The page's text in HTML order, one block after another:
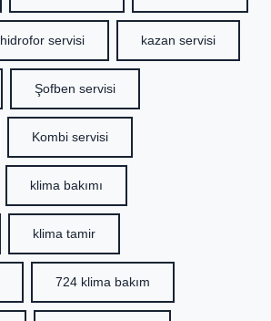
hidrofor servisi kazan servisi
Şofben servisi
Kombi servisi
klima bakımı
klima tamir
724 klima bakım